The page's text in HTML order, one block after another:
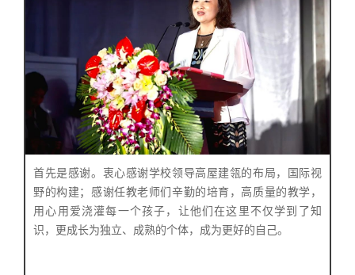
首先是感谢。衷心感谢学校领导高屋建瓴的布局，国际视
野的构建；感谢任教老师们辛勤的培育，高质量的教学，
用心用爱浇灌每一个孩子，让他们在这里不仅学到了知
识，更成长为独立、成熟的个体，成为更好的自己。